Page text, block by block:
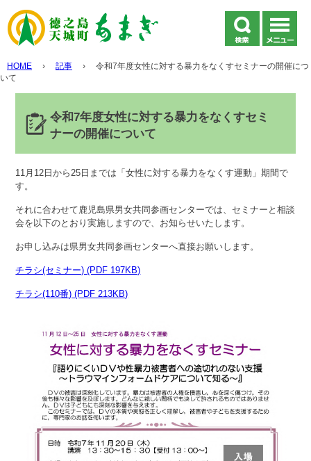
HOME › 記事 ›
令和7年度女性に対する暴力をなくすセミナーの開催につ
いて
令和7年度女性に対する暴力をなくすセミ
ナーの開催について
11月12日から25日までは「女性に対する暴力をなくす運動」期間で
す。
それに合わせて鹿児島県男女共同参画センターでは、セミナーと相談
会を以下のとおり実施しますので、お知らせいたします。
お申し込みは県男女共同参画センターへ直接お願いします。
チラシ(セミナー) (PDF 197KB)
チラシ(110番) (PDF 213KB)